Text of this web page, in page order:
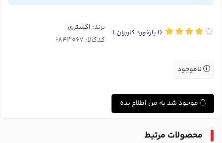
(1 بازخورد کاربران ) برند: اکستری
کدکالا:
ناموجود
موجود شد به من اطلاع بده
محصولات مرتبط